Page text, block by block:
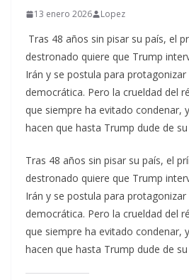
13 enero 2026 Lopez
Tras 48 años sin pisar su país, el
destronado quiere que Trump
Irán y se postula para
democrática. Pero la crueldad del
que siempre ha evitado condenar,
hacen que hasta Trump dude de
​Tras 48 años sin pisar su país, el
destronado quiere que Trump
Irán y se postula para
democrática. Pero la crueldad del
que siempre ha evitado condenar,
hacen que hasta Trump dude de